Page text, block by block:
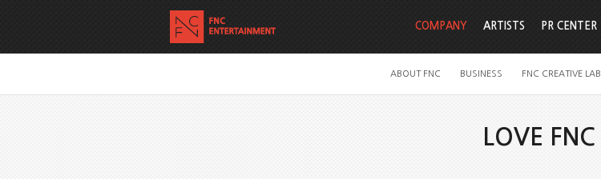
COMPANY
ABOUT FNC BUSINESS FNC CREATIVE LAB
ARTISTS PR CENTER
LOVE FNC